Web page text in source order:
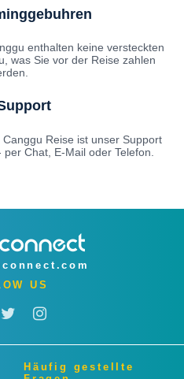
enthalten keine versteckten
was Sie vor der Reise zahlen
Reise ist unser Support
Chat, E-Mail oder Telefon.
US
Häufig gestellte